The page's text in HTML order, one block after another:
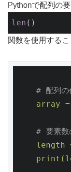
Pythonで配列の
len ()
関数を使用するこ
# 配列の
array =
# 要素数
length